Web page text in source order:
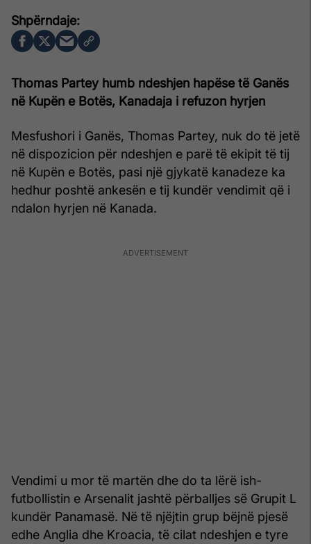
Thomas Partey humb ndeshjen hapëse të Ganës
në Kupën e Botës, Kanadaja i refuzon hyrjen
Mesfushori i Ganës, Thomas Partey, nuk do të jetë
në dispozicion për ndeshjen e parë të ekipit të tij
në Kupën e Botës, pasi një gjykatë kanadeze ka
hedhur poshtë ankesën e tij kundër vendimit që i
ndalon hyrjen në Kanada.
Vendimi u mor të martën dhe do ta lërë ish-
futbollistin e Arsenalit jashtë përballjes së Grupit L
kundër Panamasë. Në të njëjtin grup bëjnë pjesë
edhe Anglia dhe Kroacia, të cilat ndeshjen e tyre